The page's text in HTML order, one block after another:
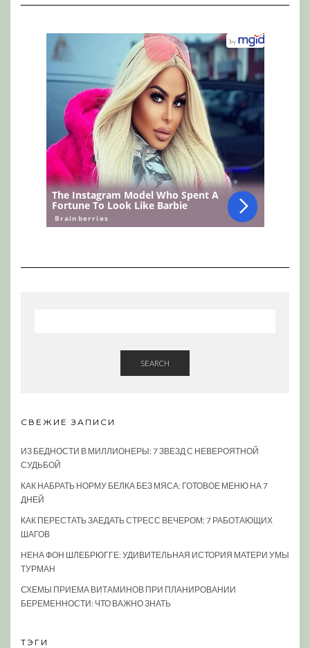
SEARCH
СВЕЖИЕ ЗАПИСИ
ИЗ БЕДНОСТИ В МИЛЛИОНЕРЫ: 7 ЗВЕЗД С НЕВЕРОЯТНОЙ
СУДЬБОЙ
КАК НАБРАТЬ НОРМУ БЕЛКА БЕЗ МЯСА: ГОТОВОЕ МЕНЮ НА 7
ДНЕЙ
КАК ПЕРЕСТАТЬ ЗАЕДАТЬ СТРЕСС ВЕЧЕРОМ: 7 РАБОТАЮЩИХ
ШАГОВ
НЕНА ФОН ШЛЕБРЮГГЕ: УДИВИТЕЛЬНАЯ ИСТОРИЯ МАТЕРИ УМЫ
ТУРМАН
СХЕМЫ ПРИЕМА ВИТАМИНОВ ПРИ ПЛАНИРОВАНИИ
БЕРЕМЕННОСТИ: ЧТО ВАЖНО ЗНАТЬ
ТЭГИ